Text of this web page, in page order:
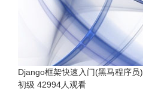
Django框架快速入门(黑马程序员)
初级 42994人观看